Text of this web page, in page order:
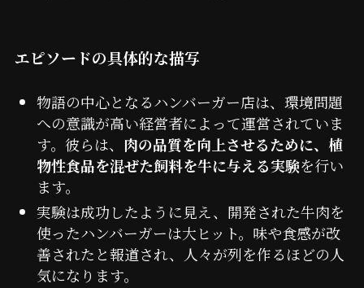
エピソードの具体的な描写
物語の中心となるハンバーガー店は、環境問題
への意識が高い経営者によって運営されていま
す。彼らは、 肉の品質を向上させるために、植
物性食品を混ぜた飼料を牛に与える実験を行い
ます。
実験は成功したように見え、開発された牛肉を
使ったハンバーガーは大ヒット。味や食感が改
善されたと報道され、人々が列を作るほどの人
気になります。